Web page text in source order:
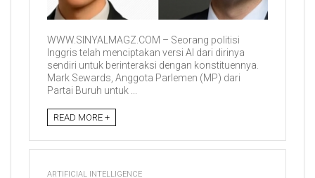
WWW.SINYALMAGZ.COM – Seorang politisi
Inggris telah menciptakan versi AI dari dirinya
sendiri untuk berinteraksi dengan konstituennya.
Mark Sewards, Anggota Parlemen (MP) dari
Partai Buruh untuk ...
READ MORE +
ARTIFICIAL INTELLIGENCE